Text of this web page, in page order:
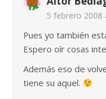
5 febrero 2008
Pues yo también
Espero oír cosas
Además eso de
tiene su aquel.